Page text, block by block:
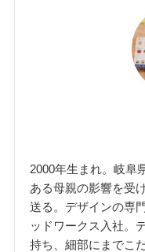
2000年生まれ。岐阜
ある母親の影響を受
送る。デザインの専
ッドワークス入社。
持ち、細部にまでこ